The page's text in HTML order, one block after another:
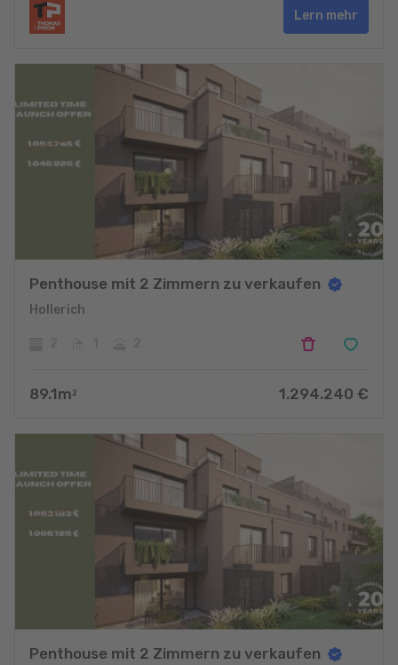
Lern mehr
Penthouse mit 2 Zimmern zu verkaufen
Hollerich
89.1m 2 1.294.240 €
Penthouse mit 2 Zimmern zu verkaufen